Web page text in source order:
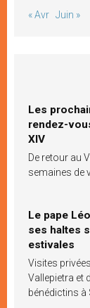
« Avr Juin »
Les
rendez-
XIV
De retour au
semaines de
Le pape
ses haltes
estivales
Visites
Vallepietra et
bénédictins à